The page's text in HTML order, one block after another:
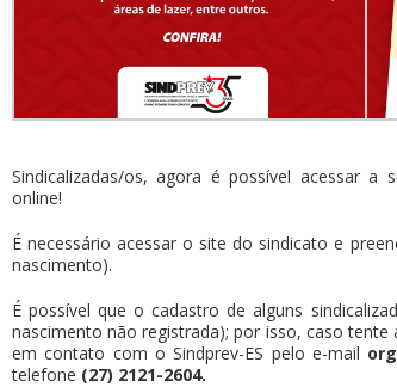
Sindicalizadas/os, agora é possível acessar a
online!
É necessário acessar o site do sindicato e
nascimento).
É possível que o cadastro de alguns
nascimento não registrada); por isso, caso
em contato com o Sindprev-ES pelo e-mail
telefone (27) 2121-2604.